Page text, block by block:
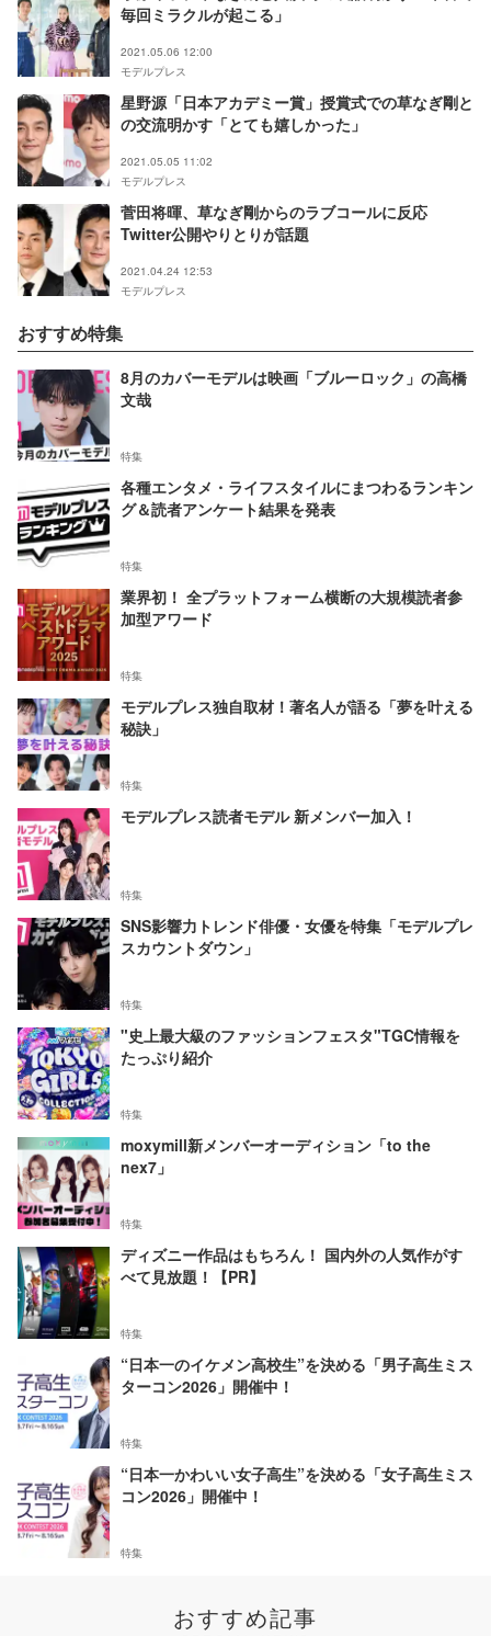
毎回ミラクルが起こる」
2021.05.06 12:00
モデルプレス
星野源「日本アカデミー賞」授賞式での草なぎ剛と
の交流明かす「とても嬉しかった」
2021.05.05 11:02
モデルプレス
菅田将暉、草なぎ剛からのラブコールに反応
Twitter公開やりとりが話題
2021.04.24 12:53
モデルプレス
おすすめ特集
8月のカバーモデルは映画「ブルーロック」の高橋
文哉
特集
各種エンタメ・ライフスタイルにまつわるランキン
グ＆読者アンケート結果を発表
特集
業界初！ 全プラットフォーム横断の大規模読者参
加型アワード
特集
モデルプレス独自取材！著名人が語る「夢を叶える
秘訣」
特集
モデルプレス読者モデル 新メンバー加入！
特集
SNS影響力トレンド俳優・女優を特集「モデルプレ
スカウントダウン」
特集
"史上最大級のファッションフェスタ"TGC情報を
たっぷり紹介
特集
moxymill新メンバーオーディション「to the
nex7」
特集
ディズニー作品はもちろん！ 国内外の人気作がす
べて見放題！【PR】
特集
“日本一のイケメン高校生”を決める「男子高生ミス
ターコン2026」開催中！
特集
“日本一かわいい女子高生”を決める「女子高生ミス
コン2026」開催中！
特集
おすすめ記事